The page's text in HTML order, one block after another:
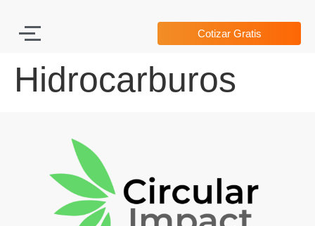
Cotizar Gratis
Hidrocarburos